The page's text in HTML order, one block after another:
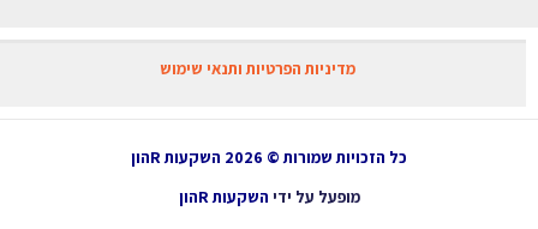
מדיניות הפרטיות ותנאי שימוש
כל הזכויות שמורות © 2026 השקעות Rהון
מופעל על ידיהשקעות Rהון